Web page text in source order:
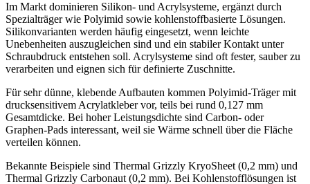
Im Markt dominieren Silikon- und Acrylsysteme, ergänzt durch
Spezialträger wie Polyimid sowie kohlenstoffbasierte Lösungen.
Silikonvarianten werden häufig eingesetzt, wenn leichte
Unebenheiten auszugleichen sind und ein stabiler Kontakt unter
Schraubdruck entstehen soll. Acrylsysteme sind oft fester, sauber zu
verarbeiten und eignen sich für definierte Zuschnitte.
Für sehr dünne, klebende Aufbauten kommen Polyimid-Träger mit
drucksensitivem Acrylatkleber vor, teils bei rund 0,127 mm
Gesamtdicke. Bei hoher Leistungsdichte sind Carbon- oder
Graphen-Pads interessant, weil sie Wärme schnell über die Fläche
verteilen können.
Bekannte Beispiele sind Thermal Grizzly KryoSheet (0,2 mm) und
Thermal Grizzly Carbonaut (0,2 mm). Bei Kohlenstofflösungen ist